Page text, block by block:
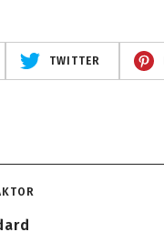
TWITTER